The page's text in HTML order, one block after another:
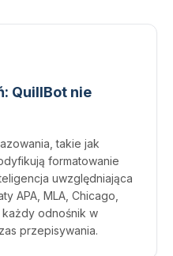
QuillBot nie
takie jak
formatowanie
uwzględniająca
APA, MLA, Chicago,
każdy odnośnik w
przepisywania.